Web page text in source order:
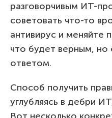
разговорчивым ИТ-
советовать что-то
антивирус и меняйте
что будет верным, но
ответом.
Способ получить
углубляясь в дебри